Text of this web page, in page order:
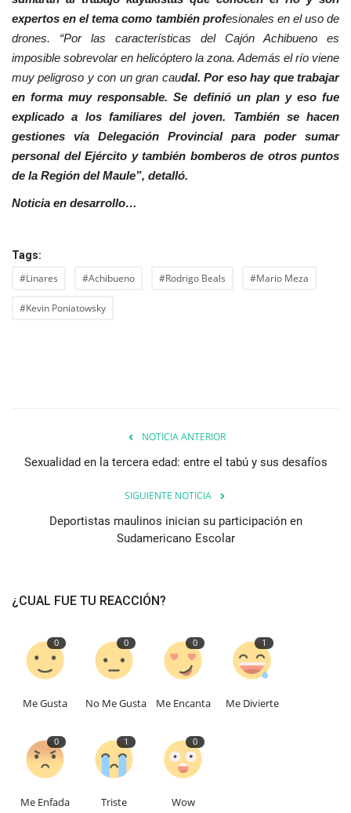
expertos en el tema como también profesionales en el uso de
drones. “Por las características del Cajón Achibueno es
imposible sobrevolar en helicóptero la zona. Además el río viene
muy peligroso y con un gran caudal. Por eso hay que trabajar
en forma muy responsable. Se definió un plan y eso fue
explicado a los familiares del joven. También se hacen
gestiones vía Delegación Provincial para poder sumar
personal del Ejército y también bomberos de otros puntos
de la Región del Maule”, detalló.
Noticia en desarrollo…
Tags:
#Linares #Achibueno #Rodrigo Beals #Mario Meza
#Kevin Poniatowsky
NOTICIA ANTERIOR
Sexualidad en la tercera edad: entre el tabú y sus desafíos
SIGUIENTE NOTICIA
Deportistas maulinos inician su participación en
Sudamericano Escolar
¿CUAL FUE TU REACCIÓN?
0
Me Gusta
0
No Me Gusta
0
Me Encanta
1
Me Divierte
0
Me Enfada
1
Triste
0
Wow